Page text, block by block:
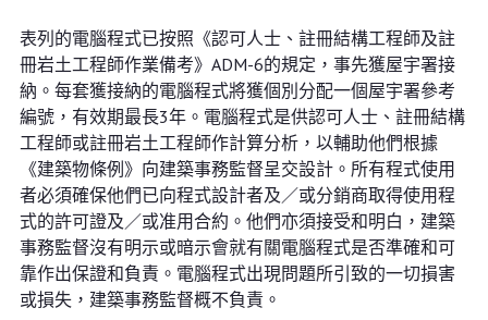
表列的電腦程式已按照《認可人士、註冊結構工程師及註
冊岩土工程師作業備考》ADM-6的規定，事先獲屋宇署接
納。每套獲接納的電腦程式將獲個別分配一個屋宇署參考
編號，有效期最長3年。電腦程式是供認可人士、註冊結構
工程師或註冊岩土工程師作計算分析，以輔助他們根據
《建築物條例》向建築事務監督呈交設計。所有程式使用
者必須確保他們已向程式設計者及／或分銷商取得使用程
式的許可證及／或准用合約。他們亦須接受和明白，建築
事務監督沒有明示或暗示會就有關電腦程式是否準確和可
靠作出保證和負責。電腦程式出現問題所引致的一切損害
或損失，建築事務監督概不負責。